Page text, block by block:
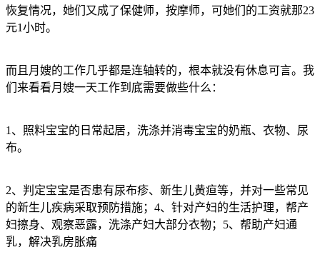
恢复情况，她们又成了保健师，按摩师，可她们的工资就那23
元1小时。
而且月嫂的工作几乎都是连轴转的，根本就没有休息可言。我
们来看看月嫂一天工作到底需要做些什么：
1、照料宝宝的日常起居，洗涤并消毒宝宝的奶瓶、衣物、尿
布。
2、判定宝宝是否患有尿布疹、新生儿黄疸等，并对一些常见
的新生儿疾病采取预防措施；4、针对产妇的生活护理，帮产
妇擦身、观察恶露，洗涤产妇大部分衣物；5、帮助产妇通
乳，解决乳房胀痛